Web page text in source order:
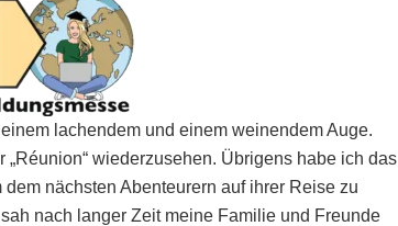
lachendem und einem weinendem Auge.
wiederzusehen. Übrigens habe ich das
nächsten Abenteurern auf ihrer Reise zu
nach langer Zeit meine Familie und Freunde